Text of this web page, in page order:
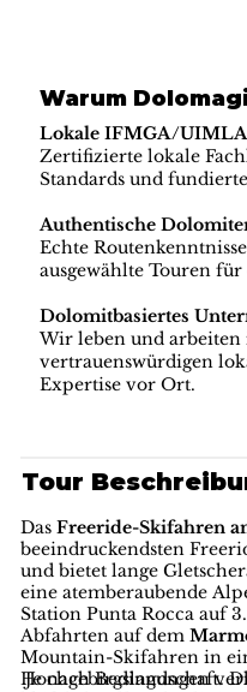
Warum
Lokale IFMGA/
Zertifizierte lokale
Standards und
Authentische
Echte
ausgewählte Touren für
Dolomitbasiertes
Wir leben und
vertrauenswürdigen
Expertise vor Ort.
Tour
DasFreeride-Skifahren
beeindruckendsten
und bietet lange
eine atemberaubende
Station Punta Rocca auf
Abfahrten auf dem
Mountain-Skifahren in
Hochgebirgslandschaft.
Je nach Bedingungen